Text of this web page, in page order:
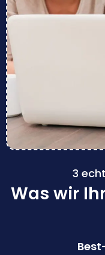
3
Was wir